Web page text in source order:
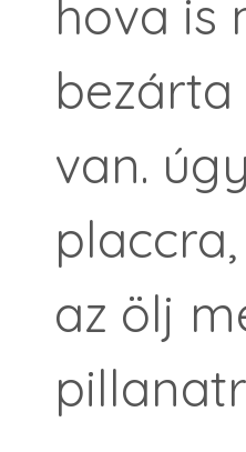
hova is
van.
az ölj